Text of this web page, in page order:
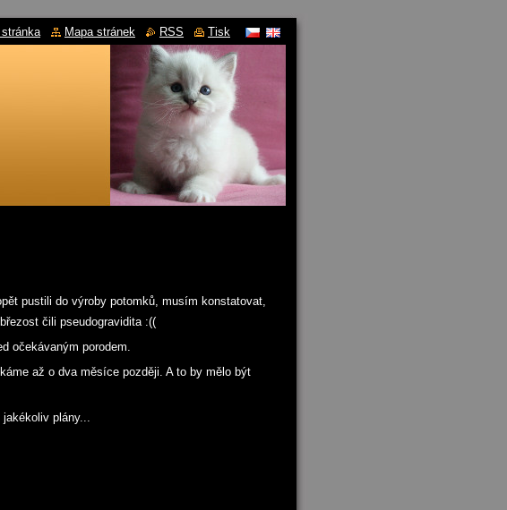
pustili do výroby potomků, musím konstatovat,
čili pseudogravidita :((
očekávaným porodem.
až o dva měsíce později. A to by mělo být
plány...
Mapa stránek RSS Tisk